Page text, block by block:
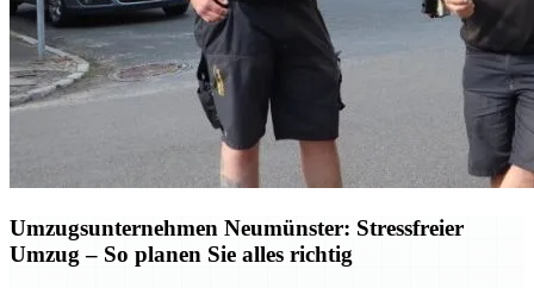
Umzugsunternehmen Neumünster: Stressfreier
Umzug – So planen Sie alles richtig